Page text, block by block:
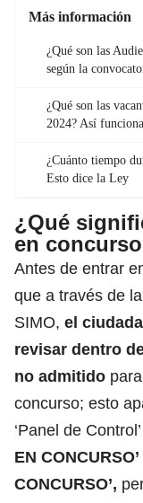
Más información
¿Qué son las
según la
¿Qué son las
2024? Así
¿Cuánto tiempo
Esto dice la Ley
¿Qué
en
Antes de entrar
que a través de
SIMO, el
revisar dentro
no admitido
concurso; esto
‘Panel de
EN
CONCURSO’,